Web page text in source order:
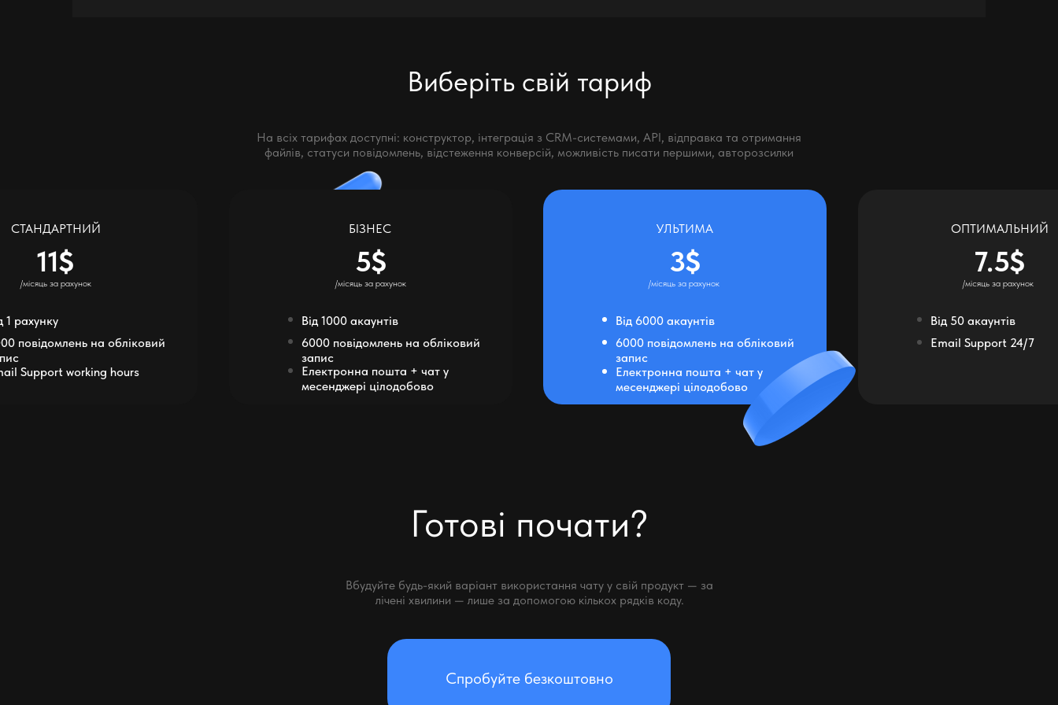
УЛЬТИМА
/місяць за рахунок
3$
Від 6000 акаунтів
6000 повідомлень на обліковий
запис
Електронна пошта + чат у
месенджері цілодобово
ОПТИМАЛЬНИЙ
/місяць за рахунок
7.5$
Від 50 акаунтів
Email Support 24/7
СТАНДАРТНИЙ
/місяць за рахунок
11$
1 рахунку
повідомлень на обліковий
Support working hours
На всіх тарифах доступні: конструктор, інтеграція з CRM-системами, API, відправка та отримання
файлів, статуси повідомлень, відстеження конверсій, можливість писати першими, авторозсилки
Виберіть свій тариф
БІЗНЕС
/місяць за рахунок
5$
Від 1000 акаунтів
6000 повідомлень на обліковий
запис
Електронна пошта + чат у
месенджері цілодобово
Спробуйте безкоштовно
Готові почати?
Вбудуйте будь-який варіант використання чату у свій продукт — за
лічені хвилини — лише за допомогою кількох рядків коду.